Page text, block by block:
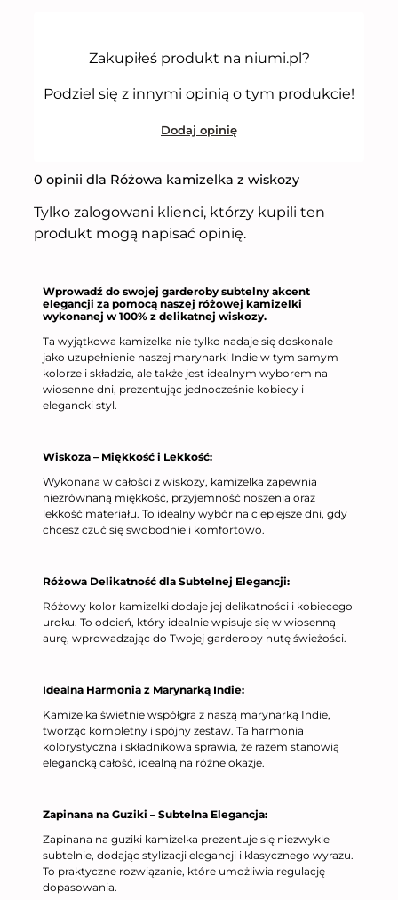
Zakupiłeś produkt na niumi.pl?
Podziel się z innymi opinią o tym produkcie!
Dodaj opinię
0 opinii dla Różowa kamizelka z wiskozy
Tylko zalogowani klienci, którzy kupili ten
produkt mogą napisać opinię.
Wprowadź do swojej garderoby subtelny akcent
elegancji za pomocą naszej różowej kamizelki
wykonanej w 100% z delikatnej wiskozy.
Ta wyjątkowa kamizelka nie tylko nadaje się doskonale
jako uzupełnienie naszej marynarki Indie w tym samym
kolorze i składzie, ale także jest idealnym wyborem na
wiosenne dni, prezentując jednocześnie kobiecy i
elegancki styl.
Wiskoza – Miękkość i Lekkość:
Wykonana w całości z wiskozy, kamizelka zapewnia
niezrównaną miękkość, przyjemność noszenia oraz
lekkość materiału. To idealny wybór na cieplejsze dni, gdy
chcesz czuć się swobodnie i komfortowo.
Różowa Delikatność dla Subtelnej Elegancji:
Różowy kolor kamizelki dodaje jej delikatności i kobiecego
uroku. To odcień, który idealnie wpisuje się w wiosenną
aurę, wprowadzając do Twojej garderoby nutę świeżości.
Idealna Harmonia z Marynarką Indie:
Kamizelka świetnie współgra z naszą marynarką Indie,
tworząc kompletny i spójny zestaw. Ta harmonia
kolorystyczna i składnikowa sprawia, że razem stanowią
elegancką całość, idealną na różne okazje.
Zapinana na Guziki – Subtelna Elegancja:
Zapinana na guziki kamizelka prezentuje się niezwykle
subtelnie, dodając stylizacji elegancji i klasycznego wyrazu.
To praktyczne rozwiązanie, które umożliwia regulację
dopasowania.